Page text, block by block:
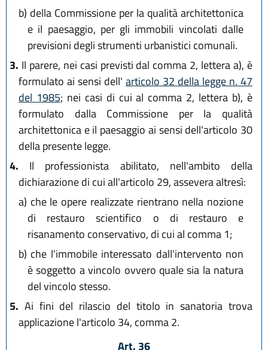
b) della Commissione per la qualità architettonica
e il paesaggio, per gli immobili vincolati dalle
previsioni degli strumenti urbanistici comunali.
3. Il parere, nei casi previsti dal comma 2, lettera a), è
formulato ai sensi dell' articolo 32 della legge n. 47
del 1985; nei casi di cui al comma 2, lettera b), è
formulato dalla Commissione per la qualità
architettonica e il paesaggio ai sensi dell'articolo 30
della presente legge.
4. Il professionista abilitato, nell'ambito della
dichiarazione di cui all'articolo 29, assevera altresì:
a) che le opere realizzate rientrano nella nozione
di restauro scientifico o di restauro e
risanamento conservativo, di cui al comma 1;
b) che l'immobile interessato dall'intervento non
è soggetto a vincolo ovvero quale sia la natura
del vincolo stesso.
5. Ai fini del rilascio del titolo in sanatoria trova
applicazione l'articolo 34, comma 2.
Art. 36